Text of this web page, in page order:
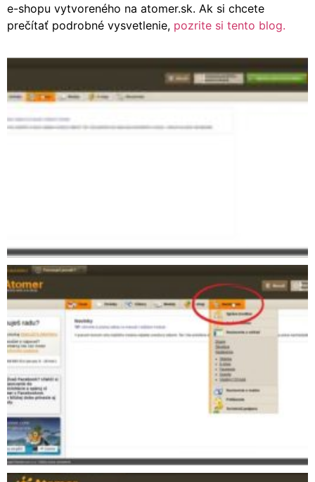
e-shopu vytvoreného na atomer.sk. Ak si chcete
prečítať podrobné vysvetlenie, pozrite si tento blog.